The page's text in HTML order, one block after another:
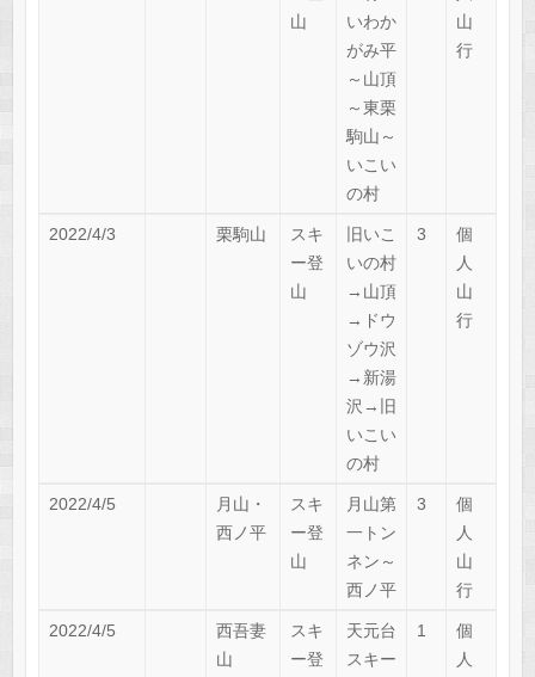
山
いわか
がみ平
～山頂
～東栗
駒山～
いこい
の村
山
行
2022/4/3 栗駒山
スキ
ー登
山
旧いこ
いの村
→山頂
→ドウ
ゾウ沢
→新湯
沢→旧
いこい
の村
3
個
人
山
行
2022/4/5
月山・
西ノ平
スキ
ー登
山
月山第
一トン
ネン～
西ノ平
3
個
人
山
行
2022/4/5
西吾妻
山
スキ
ー登
天元台
スキー
1
個
人